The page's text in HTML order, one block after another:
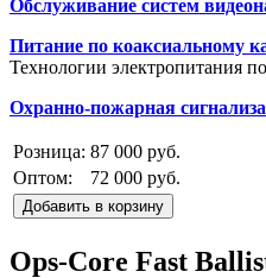
Обслуживание систем
Питание по коаксиальному
Технологии электропитания
Охранно-пожарная
Розница: 87 000 руб.
Оптом:
72 000 руб.
Добавить в корзину
Ops-Core Fast